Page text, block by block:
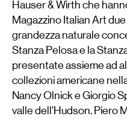
Hauser & Wirth che
Magazzino Italian Art
grandezza naturale
Stanza Pelosa e la
presentate assieme ad
collezioni americane
Nancy Olnick e Giorgio
valle dell’Hudson. Piero